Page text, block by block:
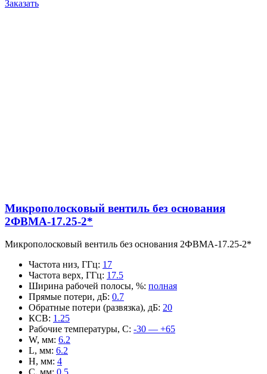
Заказать
Микрополосковый вентиль без основания
2ФВМA-17.25-2*
Микрополосковый вентиль без основания 2ФВМA-17.25-2*
Частота низ, ГГц: 17
Частота верх, ГГц: 17.5
Ширина рабочей полосы, %: полная
Прямые потери, дБ: 0.7
Обратные потери (развязка), дБ: 20
КСВ: 1.25
Рабочие температуры, С: -30 — +65
W, мм: 6.2
L, мм: 6.2
H, мм: 4